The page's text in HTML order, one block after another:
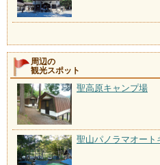
周辺の
観光スポット
聖高原キャンプ場
聖山パノラマオート